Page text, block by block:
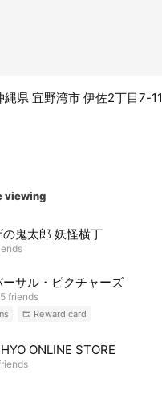
県 宜野湾市 伊佐2丁目7-11
viewing
の鬼太郎 妖怪横丁
ーサル・ピクチャーズ
friends
Reward card
ONLINE STORE